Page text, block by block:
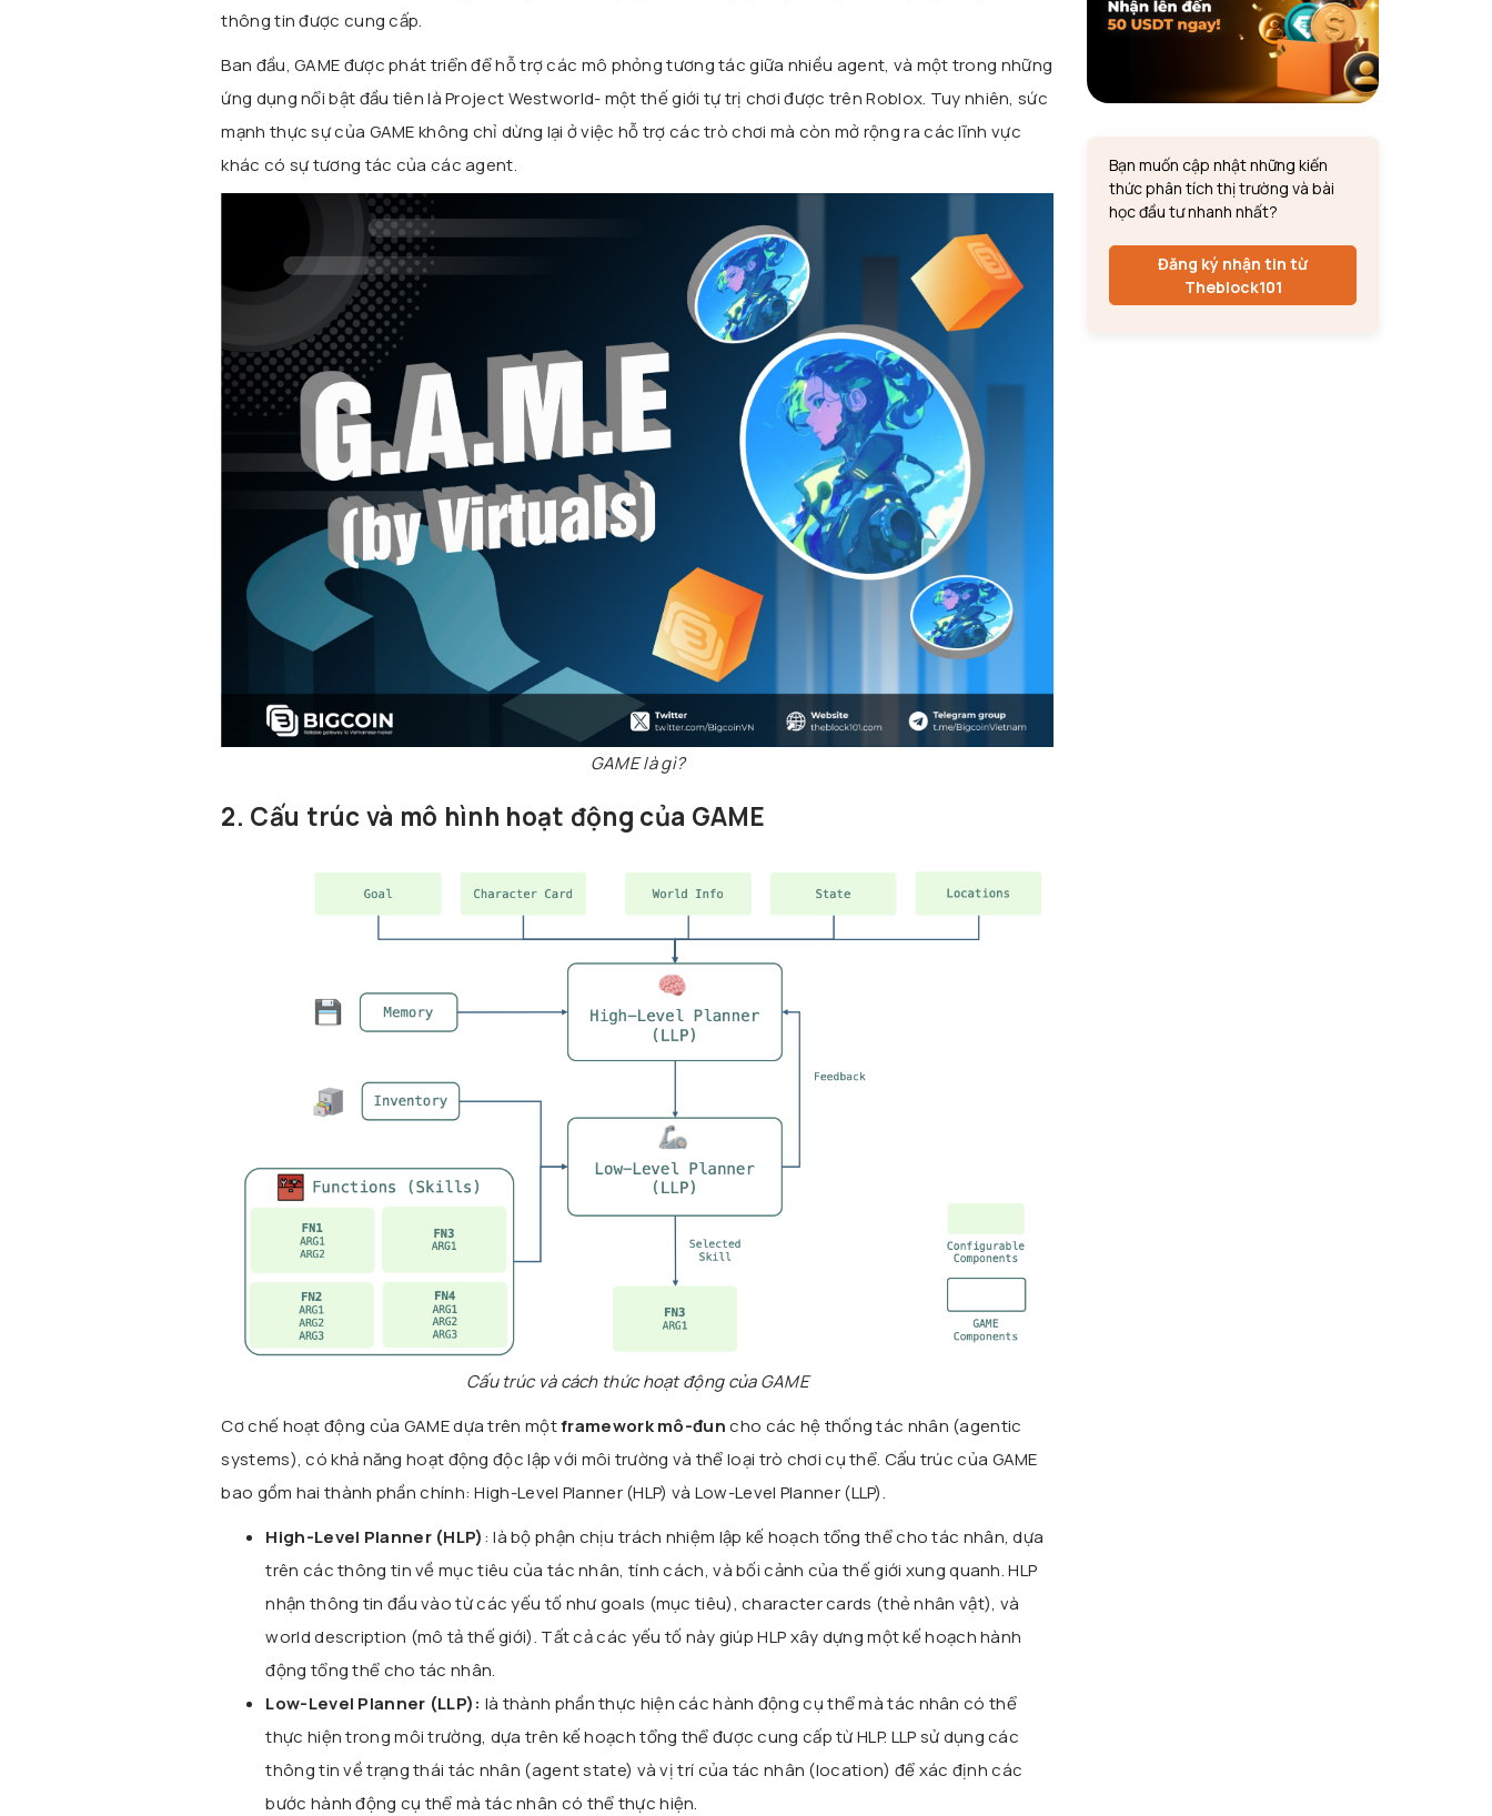
thông tin được cung cấp.
Ban đầu, GAME được phát triển để hỗ trợ các mô phỏng tương tác giữa nhiều agent, và một trong những
ứng dụng nổi bật đầu tiên là Project Westworld- một thế giới tự trị chơi được trên Roblox. Tuy nhiên, sức
mạnh thực sự của GAME không chỉ dừng lại ở việc hỗ trợ các trò chơi mà còn mở rộng ra các lĩnh vực
khác có sự tương tác của các agent.
GAME là gì?
2. Cấu trúc và mô hình hoạt động của GAME
Cấu trúc và cách thức hoạt động của GAME
Cơ chế hoạt động của GAME dựa trên mộtframework mô-đuncho các hệ thống tác nhân (agentic
systems), có khả năng hoạt động độc lập với môi trường và thể loại trò chơi cụ thể. Cấu trúc của GAME
bao gồm hai thành phần chính: High-Level Planner (HLP) và Low-Level Planner (LLP).
High-Level Planner (HLP): là bộ phận chịu trách nhiệm lập kế hoạch tổng thể cho tác nhân, dựa
trên các thông tin về mục tiêu của tác nhân, tính cách, và bối cảnh của thế giới xung quanh. HLP
nhận thông tin đầu vào từ các yếu tố như goals (mục tiêu), character cards (thẻ nhân vật), và
world description (mô tả thế giới). Tất cả các yếu tố này giúp HLP xây dựng một kế hoạch hành
động tổng thể cho tác nhân.
Low-Level Planner (LLP): là thành phần thực hiện các hành động cụ thể mà tác nhân có thể
thực hiện trong môi trường, dựa trên kế hoạch tổng thể được cung cấp từ HLP. LLP sử dụng các
thông tin về trạng thái tác nhân (agent state) và vị trí của tác nhân (location) để xác định các
bước hành động cụ thể mà tác nhân có thể thực hiện.
Bạn muốn cập nhật những kiến
thức phân tích thị trường và bài
học đầu tư nhanh nhất?
Đăng ký nhận tin từ
Theblock101